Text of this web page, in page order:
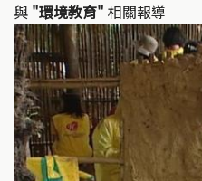
與 "環境教育" 相關報導